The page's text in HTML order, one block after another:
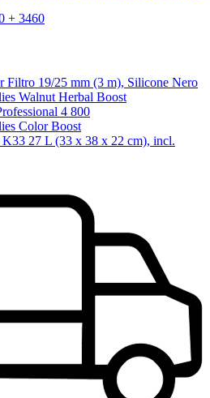
+ 3460
Filtro 19/25 mm (3 m), Silicone Nero
Walnut Herbal Boost
4 800
Color Boost
27 L (33 x 38 x 22 cm), incl.